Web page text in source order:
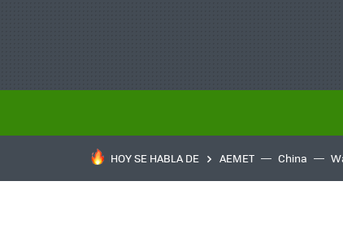
HOY SE HABLA DE AEMET China